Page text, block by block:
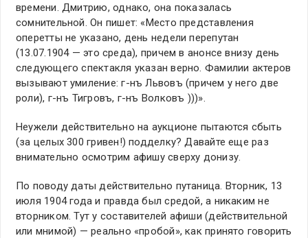
времени. Дмитрию, однако, она показалась
сомнительной. Он пишет: «Место представления
оперетты не указано, день недели перепутан
(13.07.1904 — это среда), причем в анонсе внизу день
следующего спектакля указан верно. Фамилии актеров
вызывают умиление: г-нъ Львовъ (причем у него две
роли), г-нъ Тигровъ, г-нъ Волковъ )))».
Неужели действительно на аукционе пытаются сбыть
(за целых 300 гривен!) подделку? Давайте еще раз
внимательно осмотрим афишу сверху донизу.
По поводу даты действительно путаница. Вторник, 13
июля 1904 года и правда был средой, а никаким не
вторником. Тут у составителей афиши (действительной
или мнимой) — реально «пробой», как принято говорить